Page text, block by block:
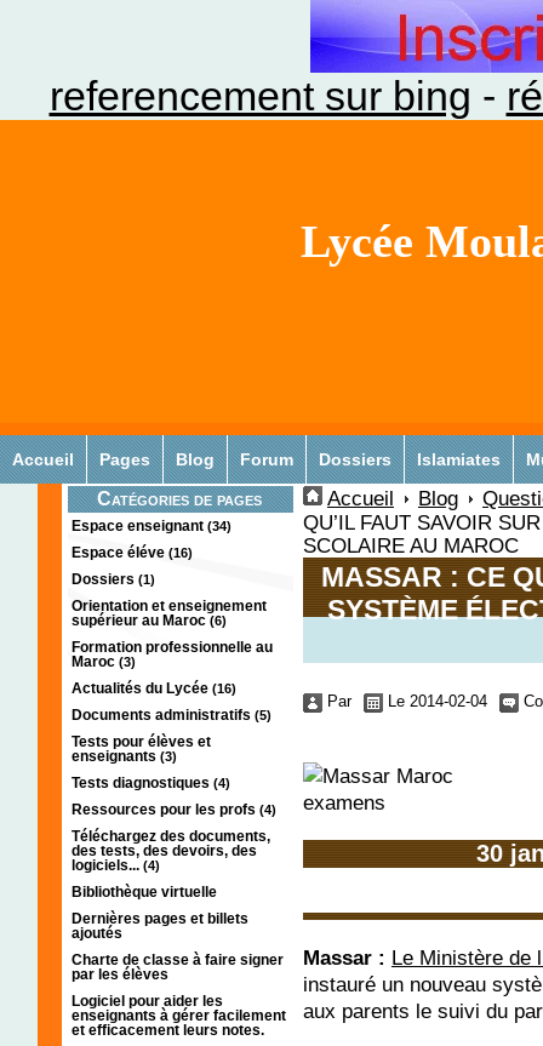
referencement sur bing -
Lycée
Accueil Pages Blog Forum Dossiers Islamiates
Catégories de pages
Espace enseignant (34)
Espace éléve (16)
Dossiers (1)
Orientation et enseignement
supérieur au Maroc (6)
Formation professionnelle au
Maroc (3)
Actualités du Lycée (16)
Documents administratifs (5)
Tests pour élèves et
enseignants (3)
Tests diagnostiques (4)
Ressources pour les profs (4)
Téléchargez des documents,
des tests, des devoirs, des
logiciels... (4)
Bibliothèque virtuelle
Dernières pages et billets
ajoutés
Charte de classe à faire signer
par les élèves
Logiciel pour aider les
enseignants à gérer facilement
et efficacement leurs notes.
Accueil Blog
QU’IL FAUT SAVOIR
SCOLAIRE AU MAROC
MASSAR : CE
SYSTÈME
Par Le 2014-02-04
30
Massar : Le Ministère de
instauré un nouveau
aux parents le suivi du